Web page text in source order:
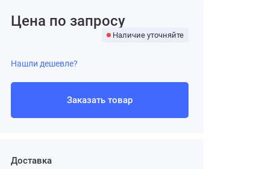
Цена по запросу
Наличие уточняйте
Нашли дешевле?
Заказать товар
Доставка